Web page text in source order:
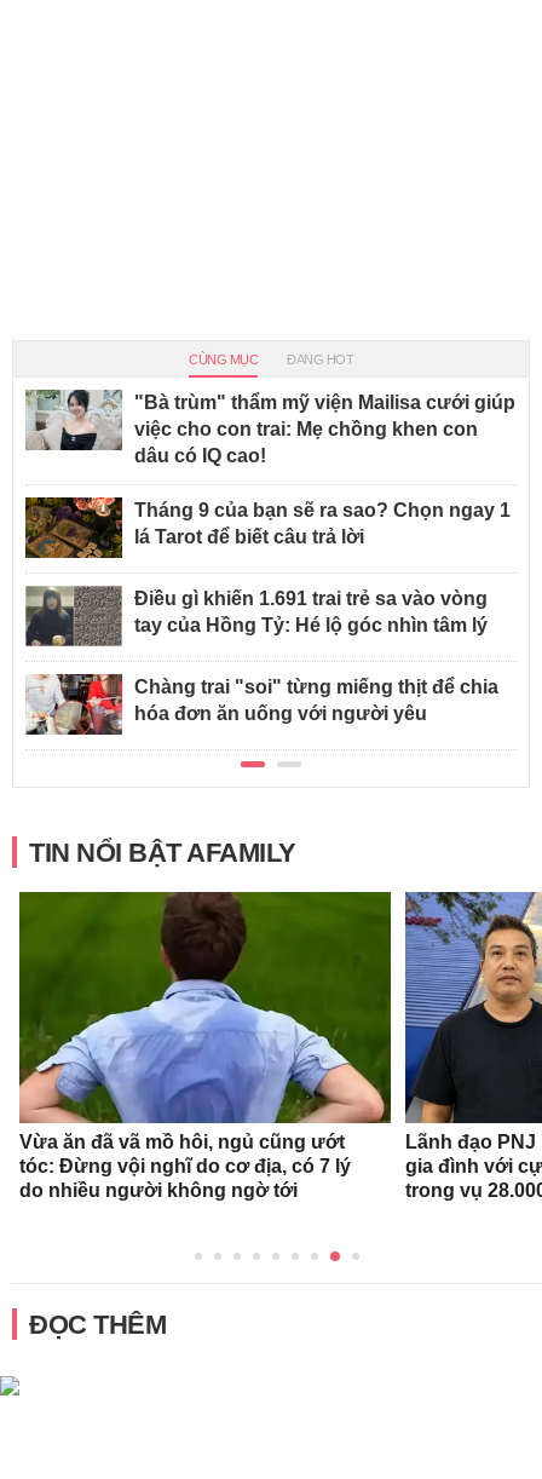
CÙNG MỤC ĐANG HOT
"Bà trùm" thẩm mỹ viện Mailisa cưới giúp
việc cho con trai: Mẹ chồng khen con
dâu có IQ cao!
Tháng 9 của bạn sẽ ra sao? Chọn ngay 1
lá Tarot để biết câu trả lời
Điều gì khiến 1.691 trai trẻ sa vào vòng
tay của Hồng Tỷ: Hé lộ góc nhìn tâm lý
Chàng trai "soi" từng miếng thịt để chia
hóa đơn ăn uống với người yêu
TIN NỔI BẬT AFAMILY
Vừa ăn đã vã mồ hôi, ngủ cũng ướt
tóc: Đừng vội nghĩ do cơ địa, có 7 lý
do nhiều người không ngờ tới
Lãnh đạo
gia đình với
trong vụ
ĐỌC THÊM